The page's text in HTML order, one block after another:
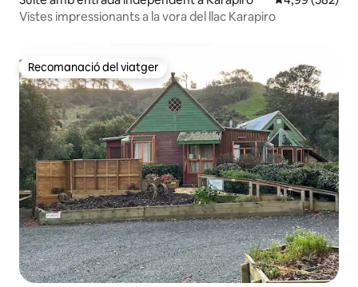
Vistes impressionants a la vora del llac Karapiro
Recomanació del viatger
Recomanació del viatger